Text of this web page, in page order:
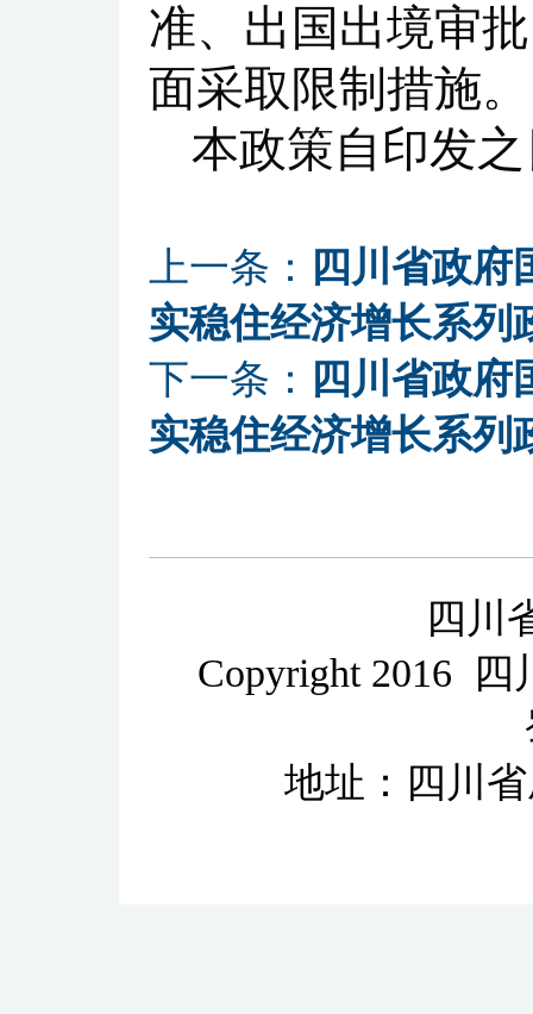
准、出国出境审
面采取限制措施。
本政策自印发
上一条：
四川省政府
实稳住经济增长系列
下一条：
四川省政府
实稳住经济增长系列
四川
Copyright 2016 四
地址：四川省